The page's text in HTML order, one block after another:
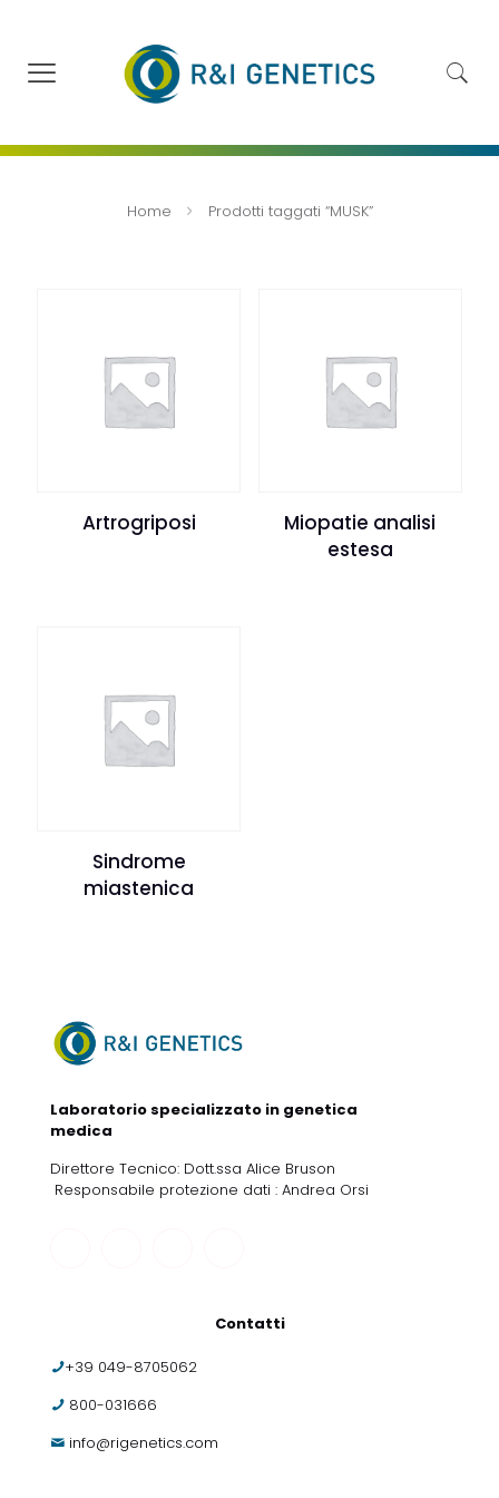
Home Prodotti taggati “MUSK”
Artrogriposi
Miopatie analisi
estesa
Sindrome
miastenica
Laboratorio specializzato in genetica
medica
Direttore Tecnico: Dott.ssa Alice Bruson
Responsabile protezione dati : Andrea Orsi
Contatti
+39 049-8705062
800-031666
info@rigenetics.com